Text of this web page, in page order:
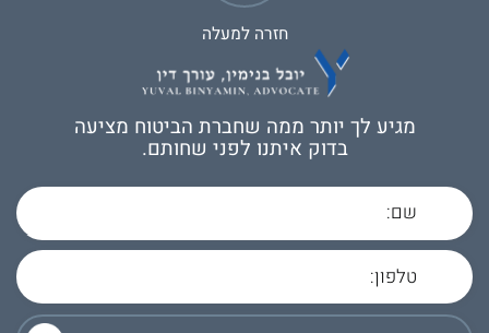
חזרה למעלה
מגיע לך יותר ממה שחברת הביטוח מציעה
בדוק איתנו לפני שחותם.